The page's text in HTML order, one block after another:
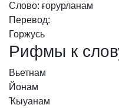
Слово: ғорурланам
Перевод:
Горжусь
Рифмы к
Вьетнам
Йонам
Ҡыуанам